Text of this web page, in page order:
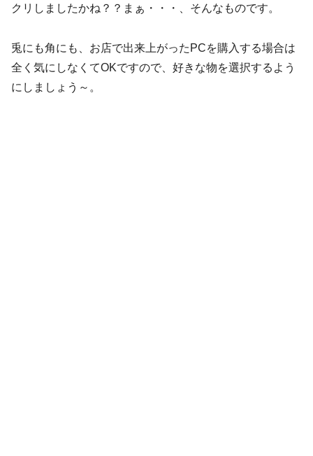
クリしましたかね？？まぁ・・・、そんなものです。
兎にも角にも、お店で出来上がったPCを購入する場合は
全く気にしなくてOKですので、好きな物を選択するよう
にしましょう～。